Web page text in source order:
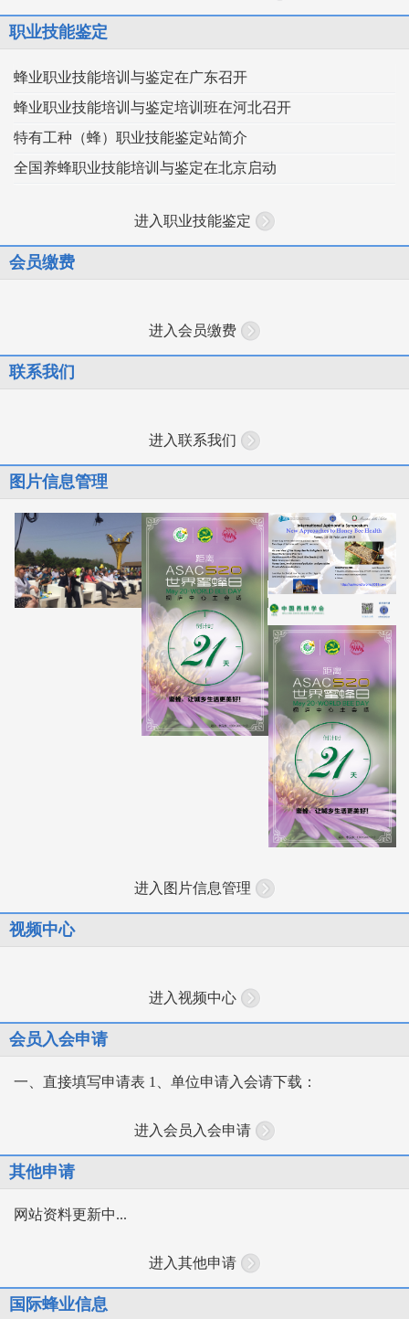
职业技能鉴定
蜂业职业技能培训与鉴定在广东召开
蜂业职业技能培训与鉴定培训班在河北召开
特有工种（蜂）职业技能鉴定站简介
全国养蜂职业技能培训与鉴定在北京启动
进入职业技能鉴定
会员缴费
进入会员缴费
联系我们
进入联系我们
图片信息管理
进入图片信息管理
视频中心
进入视频中心
会员入会申请
一、直接填写申请表 1、单位申请入会请下载：
进入会员入会申请
其他申请
网站资料更新中...
进入其他申请
国际蜂业信息